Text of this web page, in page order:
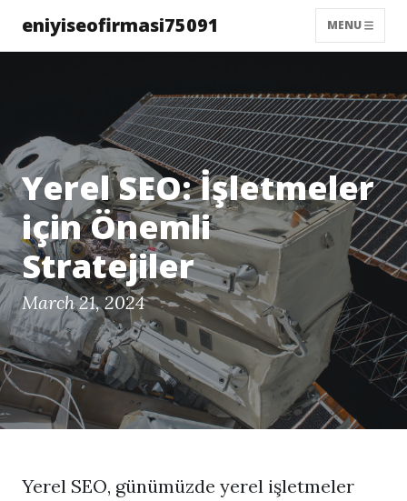
eniyiseofirmasi75091 MENU
Yerel SEO: İşletmeler
için Önemli
Stratejiler
March 21, 2024
Yerel SEO, günümüzde yerel işletmeler